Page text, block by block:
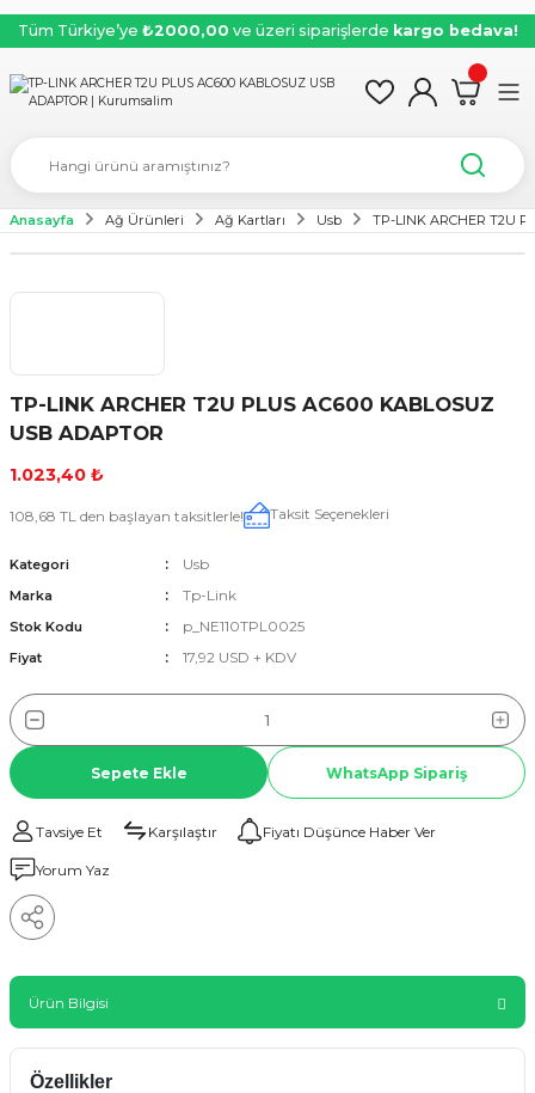
Tüm Türkiye’ye ₺2000,00 ve üzeri siparişlerde kargo bedava!
Anasayfa Ağ Ürünleri Ağ Kartları Usb TP-LINK ARCHER T2U
TP-LINK ARCHER T2U PLUS AC600 KABLOSUZ
USB ADAPTOR
1.023,40 ₺
108,68 TL den başlayan taksitlerle! Taksit Seçenekleri
Kategori Usb
Marka Tp-Link
Stok Kodu p_NE110TPL0025
Fiyat 17,92 USD + KDV
Sepete Ekle WhatsApp Sipariş
Tavsiye Et Karşılaştır Fiyatı Düşünce Haber Ver
Yorum Yaz
Ürün Bilgisi
Özellikler